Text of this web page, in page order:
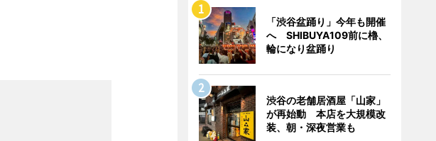
「渋谷盆踊り」今年も開催
へ SHIBUYA109前に櫓、
輪になり盆踊り
渋谷の老舗居酒屋「山家」
が再始動 本店を大規模改
装、朝・深夜営業も